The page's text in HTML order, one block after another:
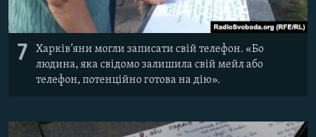
7
Харків’яни могли записати свій телефон. «Бо
людина, яка свідомо залишила свій мейл або
телефон, потенційно готова на дію».